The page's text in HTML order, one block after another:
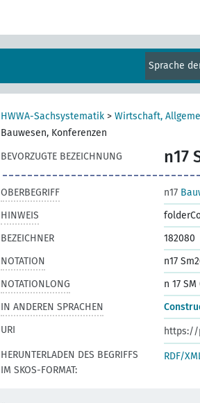
Sprache
HWWA-Sachsystematik > Wirtschaft,
Bauwesen, Konferenzen
BEVORZUGTE BEZEICHNUNG
n17
OBERBEGRIFF n17
HINWEIS
BEZEICHNER
182080
NOTATION
n17
NOTATIONLONG
n 17 SM
IN ANDEREN SPRACHEN
URI
https://
HERUNTERLADEN DES BEGRIFFS
IM SKOS-FORMAT:
RDF/